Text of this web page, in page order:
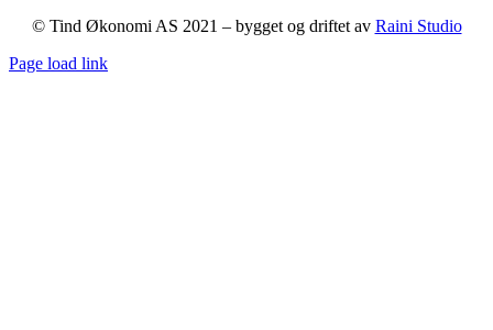
© Tind Økonomi AS 2021 – bygget og driftet av Raini Studio
Page load link